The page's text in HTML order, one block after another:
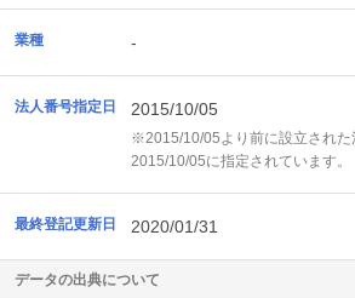
業種 -
法人番号指定日 2015/10/05
※2015/10/05より前に設立された
2015/10/05に指定されています。
最終登記更新日 2020/01/31
データの出典について